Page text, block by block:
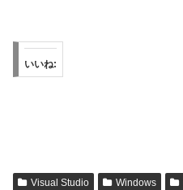
いいね:
Visual Studio Windows